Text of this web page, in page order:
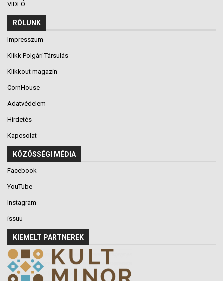
VIDEÓ
RÓLUNK
Impresszum
Klikk Polgári Társulás
Klikkout magazin
CornHouse
Adatvédelem
Hirdetés
Kapcsolat
KÖZÖSSÉGI MÉDIA
Facebook
YouTube
Instagram
issuu
KIEMELT PARTNEREK